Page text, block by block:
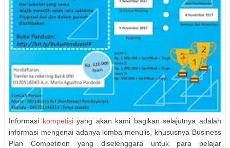
Informasi kompetisiyang akan kami bagikan selajutnya adalah
informasi mengenai adanya lomba menulis, khususnya Business
Plan Competition yang diselenggara untuk para pelajar